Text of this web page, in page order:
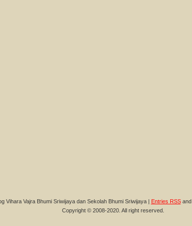
Vihara Vajra Bhumi Sriwijaya dan Sekolah Bhumi Sriwijaya | Entries RSSand
Copyright © 2008-2020. All right reserved.